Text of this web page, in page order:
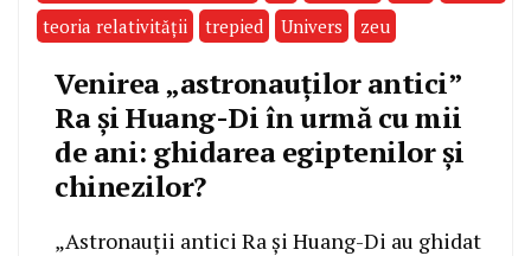
teoria relativităţii
trepied Univers zeu
Venirea „astronauților antici”
Ra și Huang-Di în urmă cu mii
de ani: ghidarea egiptenilor și
chinezilor?
„Astronauții antici Ra și Huang-Di au ghidat